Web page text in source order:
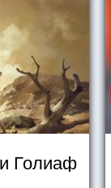
Голиаф